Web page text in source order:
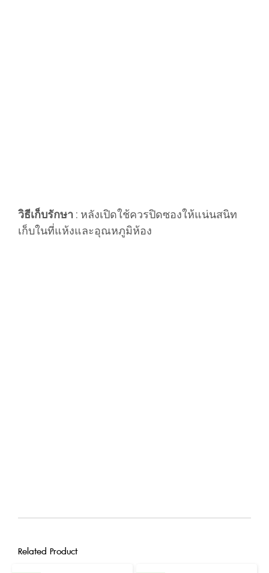
วิธีเก็บรักษา : หลังเปิดใช้ควรปิดซองให้แน่นสนิท
เก็บในที่แห้งและอุณหภูมิห้อง
Related Product